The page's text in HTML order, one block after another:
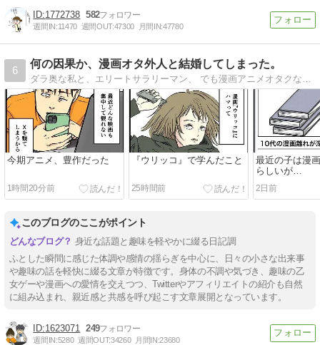
1772738 582
週間IN:11470 週間OUT:47300 月間IN:47780
6
何の因果か、漫画オタ外人と結婚してしまった。
ダラ奥な私と、エリートサラリーマン、 でも漫画アニメオタクな外国人夫との日常について、 毎日更新しています。
今期アニメ、豊作だった
1時間20分前
『ウリッコ』で学んだこと
25時間前
最近の子は漫
らしいが…
2日前
このブログのここがポイント
身近な話題と趣味を軽やかに綴る日記調
ふとした瞬間に感じた体調や感情の揺らぎを中心に、日々の小さな出来事
や趣味の話を軽快に綴る文章が特徴です。身体の不調や気づき、趣味の乙
女ゲーや漫画への愛情を交えつつ、Twitterやアフィリエイトの紹介も自然
に組み込まれ、親近感と共感を呼び起こす文章展開となっています。
1623071 249
週間IN:5280 週間OUT:34260 月間IN:23680